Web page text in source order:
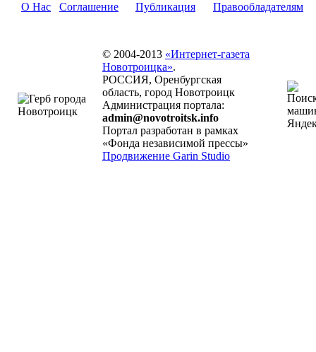
О Нас Соглашение Публикация Правообладателям
© 2004-2013 «Интернет-газета
Новотроицка».
РОССИЯ, Оренбургская
область, город Новотроицк
Администрация портала:
admin@novotroitsk.info
Портал разработан в рамках
«Фонда независимой прессы»
Продвижение Garin Studio